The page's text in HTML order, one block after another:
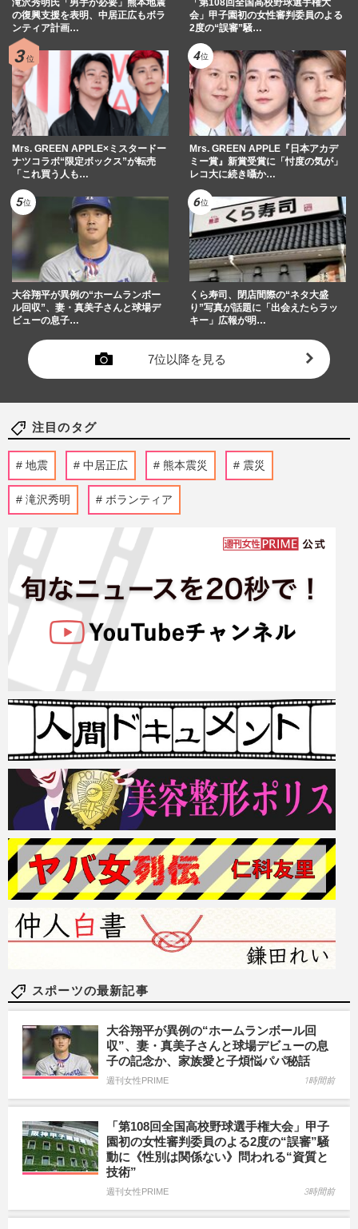
滝沢秀明氏「男手が必要」熊本地震
の復興支援を表明、中居正広もボラ
ンティア計画…
「第108回全国高校野球選手権大
会」甲子園初の女性審判委員のよる
2度の“誤審”騒…
Mrs. GREEN APPLE×ミスタードー
ナツコラボ“限定ボックス”が転売
「これ買う人も…
Mrs. GREEN APPLE『日本アカデ
ミー賞』新賞受賞に「忖度の気が」
レコ大に続き囁か…
大谷翔平が異例の“ホームランボー
ル回収”、妻・真美子さんと球場デ
ビューの息子…
くら寿司、閉店間際の“ネタ大盛
り”写真が話題に「出会えたらラッ
キー」広報が明…
7位以降を見る
注目のタグ
地震 中居正広 熊本震災 震災
滝沢秀明 ボランティア
スポーツの最新記事
大谷翔平が異例の“ホームランボール回
収”、妻・真美子さんと球場デビューの息
子の記念か、家族愛と子煩悩パパ秘話
週刊女性PRIME 1時間前
「第108回全国高校野球選手権大会」甲子
園初の女性審判委員のよる2度の“誤審”騒
動に《性別は関係ない》問われる“資質と
技術”
週刊女性PRIME 3時間前